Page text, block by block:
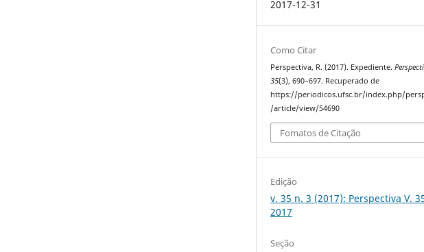
2017-12-31
Como Citar
Perspectiva, R. (2017). Expediente.
35(3), 690–697. Recuperado de
https://periodicos.ufsc.br/index.php/
/article/view/54690
Fomatos de Citação
Edição
v. 35 n. 3 (2017): Perspectiva V.
2017
Seção